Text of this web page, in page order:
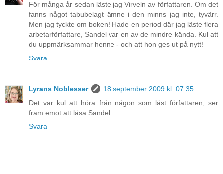
För många år sedan läste jag Virveln av författaren. Om det
fanns något tabubelagt ämne i den minns jag inte, tyvärr.
Men jag tyckte om boken! Hade en period där jag läste flera
arbetarförfattare, Sandel var en av de mindre kända. Kul att
du uppmärksammar henne - och att hon ges ut på nytt!
Svara
Lyrans Noblesser
18 september 2009 kl. 07:35
Det var kul att höra från någon som läst författaren, ser
fram emot att läsa Sandel.
Svara